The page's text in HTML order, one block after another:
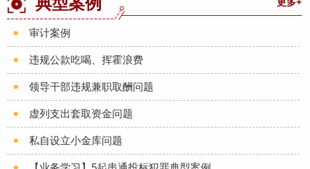
审计案例
违规公款吃喝、挥霍浪费
领导干部违规兼职取酬问题
虚列支出套取资金问题
私自设立小金库问题